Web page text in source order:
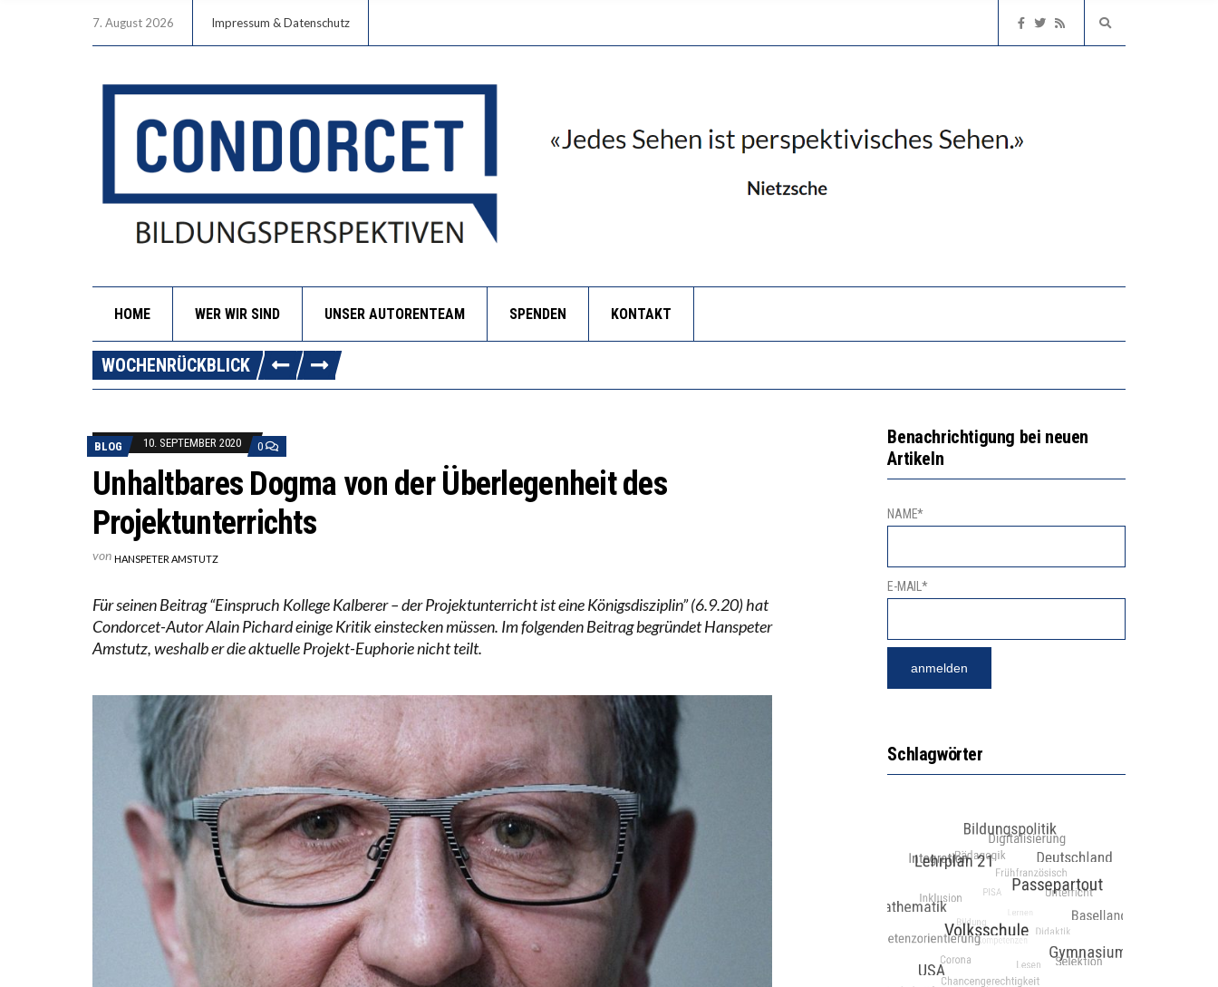
7. August 2026 Impressum & Datenschutz
HOME WER WIR SIND UNSER AUTORENTEAM SPENDEN KONTAKT
WOCHENRÜCKBLICK
BLOG 10. SEPTEMBER 2020 0
Unhaltbares Dogma von der Überlegenheit des
Projektunterrichts
von HANSPETER AMSTUTZ
Für seinen Beitrag “Einspruch Kollege Kalberer – der Projektunterricht ist eine Königsdisziplin” (6.9.20) hat
Condorcet-Autor Alain Pichard einige Kritik einstecken müssen. Im folgenden Beitrag begründet Hanspeter
Amstutz, weshalb er die aktuelle Projekt-Euphorie nicht teilt.
Benachrichtigung bei neuen
Artikeln
NAME*
E-MAIL*
Schlagwörter